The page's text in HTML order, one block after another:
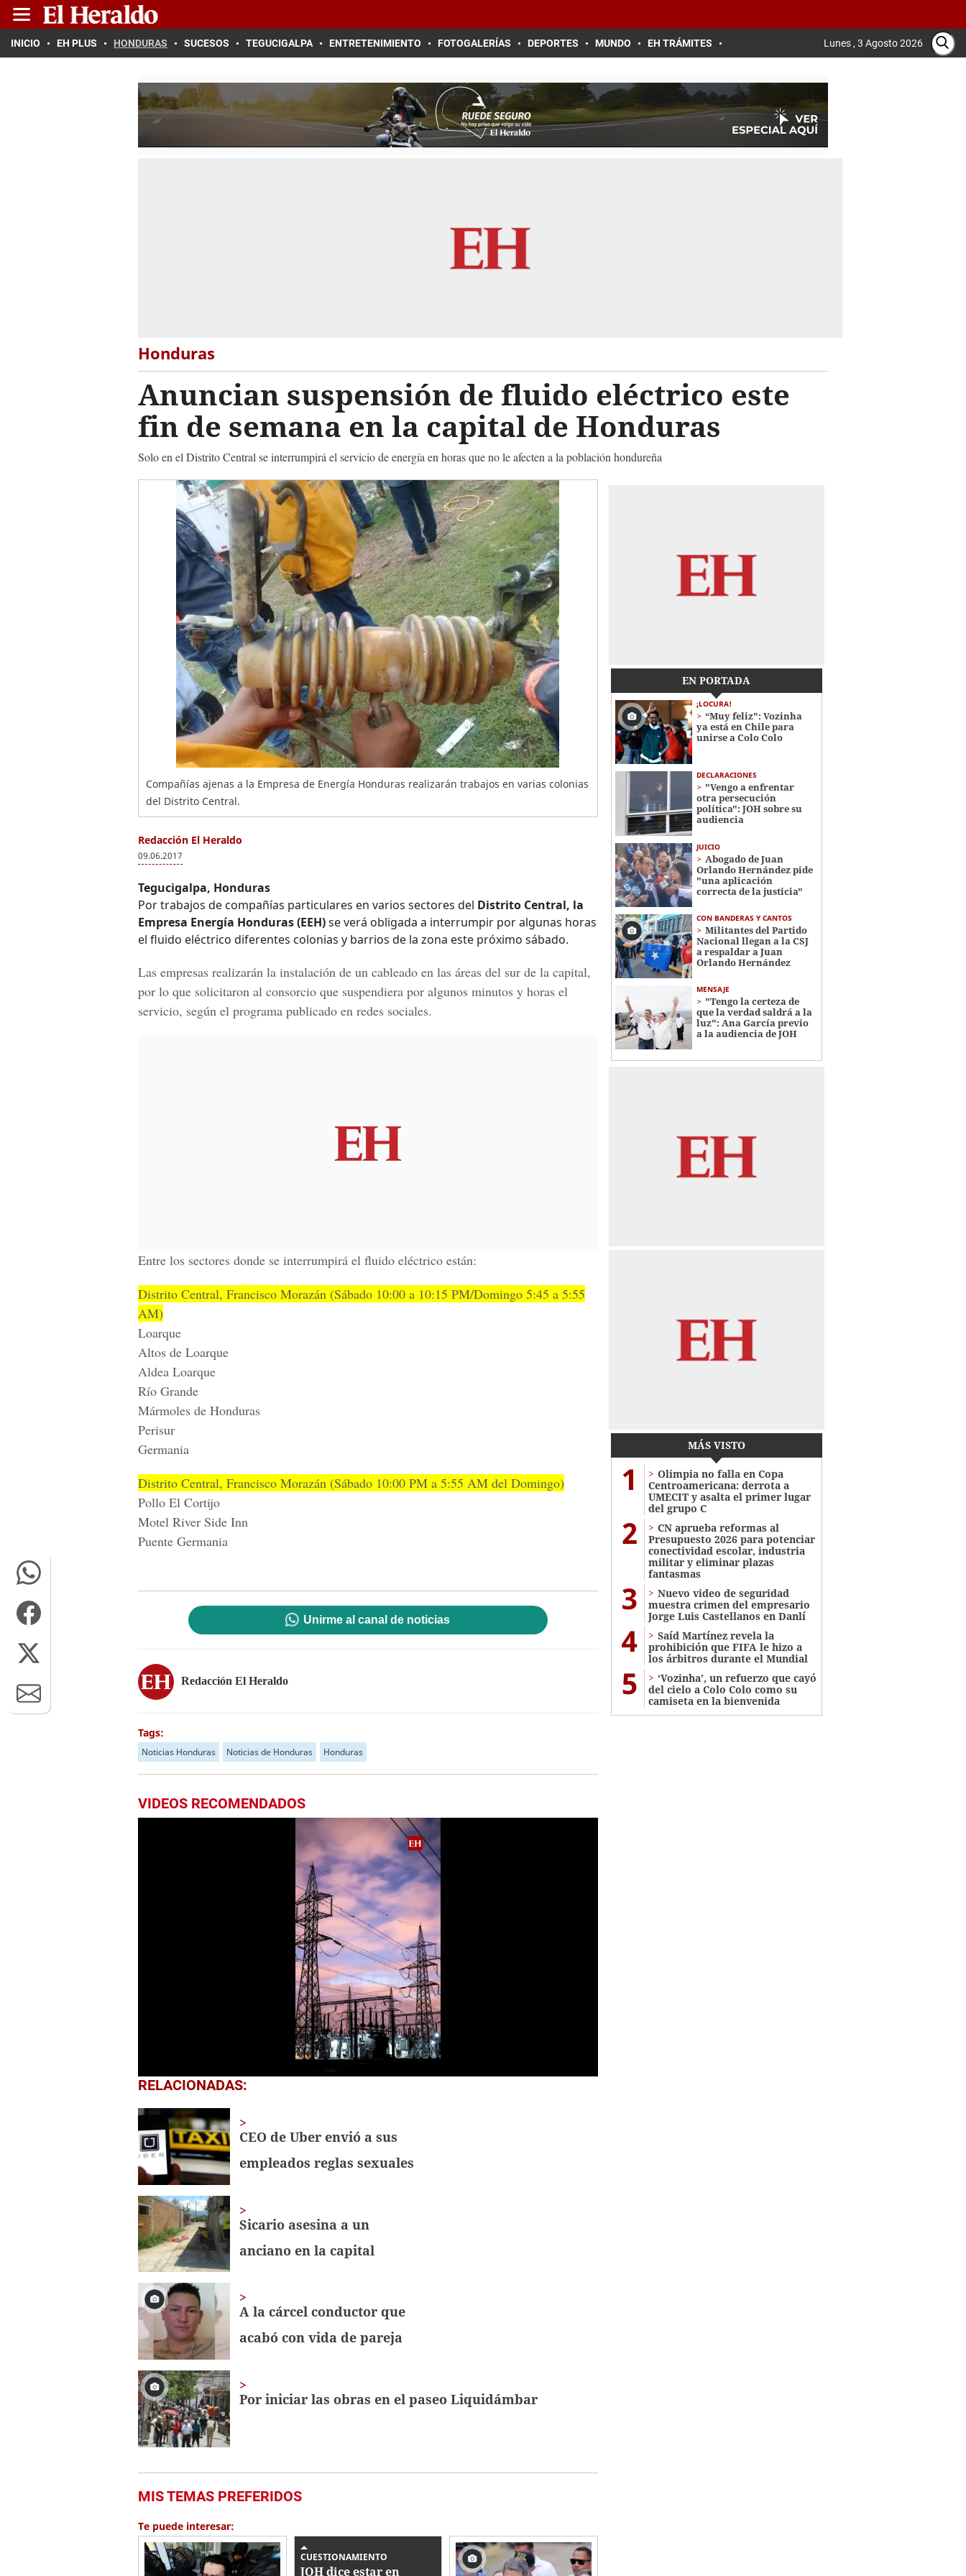
INICIO EH PLUS HONDURAS SUCESOS TEGUCIGALPA ENTRETENIMIENTO FOTOGALERÍAS DEPORTES MUNDO EH TRÁMITES Lunes , 3 Agosto 2026
Honduras
Anuncian suspensión de fluido eléctrico este
fin de semana en la capital de Honduras
Solo en el Distrito Central se interrumpirá el servicio de energía en horas que no le afecten a la población hondureña
Compañías ajenas a la Empresa de Energía Honduras realizarán trabajos en varias colonias
del Distrito Central.
Redacción El Heraldo
09.06.2017
Tegucigalpa, Honduras
Por trabajos de compañías particulares en varios sectores del Distrito Central, la
Empresa Energía Honduras (EEH)se verá obligada a interrumpir por algunas horas
el fluido eléctrico diferentes colonias y barrios de la zona este próximo sábado.
Las empresas realizarán la instalación de un cableado en las áreas del sur de la capital,
por lo que solicitaron al consorcio que suspendiera por algunos minutos y horas el
servicio, según el programa publicado en redes sociales.
Entre los sectores donde se interrumpirá el fluido eléctrico están:
Distrito Central, Francisco Morazán (Sábado 10:00 a 10:15 PM/Domingo 5:45 a 5:55
AM)
Loarque
Altos de Loarque
Aldea Loarque
Río Grande
Mármoles de Honduras
Perisur
Germania
Distrito Central, Francisco Morazán (Sábado 10:00 PM a 5:55 AM del Domingo)
Pollo El Cortijo
Motel River Side Inn
Puente Germania
Unirme al canal de noticias
Redacción El Heraldo
Tags:
Noticias Honduras Noticias de Honduras Honduras
VIDEOS RECOMENDADOS
0
seconds
1
minute,
18
secondsVolume
0%
RELACIONADAS:
CEO de Uber envió a sus
empleados reglas sexuales
Sicario asesina a un
anciano en la capital
A la cárcel conductor que
acabó con vida de pareja
Por iniciar las obras en el paseo Liquidámbar
MIS TEMAS PREFERIDOS
Te puede interesar:
CUESTIONAMIENTO
JOH dice estar en
EN PORTADA
¡LOCURA!
“Muy feliz": Vozinha
ya está en Chile para
unirse a Colo Colo
DECLARACIONES
"Vengo a enfrentar
otra persecución
política": JOH sobre su
audiencia
JUICIO
Abogado de Juan
Orlando Hernández pide
"una aplicación
correcta de la justicia"
CON BANDERAS Y CANTOS
Militantes del Partido
Nacional llegan a la CSJ
a respaldar a Juan
Orlando Hernández
MENSAJE
"Tengo la certeza de
que la verdad saldrá a la
luz": Ana García previo
a la audiencia de JOH
MÁS VISTO
1
Olimpia no falla en Copa
Centroamericana: derrota a
UMECIT y asalta el primer lugar
del grupo C
2
CN aprueba reformas al
Presupuesto 2026 para potenciar
conectividad escolar, industria
militar y eliminar plazas
fantasmas
3
Nuevo video de seguridad
muestra crimen del empresario
Jorge Luis Castellanos en Danlí
4
Saíd Martínez revela la
prohibición que FIFA le hizo a
los árbitros durante el Mundial
5
‘Vozinha’, un refuerzo que cayó
del cielo a Colo Colo como su
camiseta en la bienvenida